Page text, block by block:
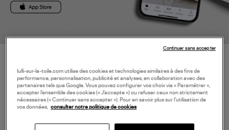
À PROPOS
NOS SERVICES
lulli-sur-la-toile.com utilise des cookies et technologies similaires à des fins de
performance, personnalisation, publicité et analyses, en collaboration avec des
partenaires tels que Google. Vous pouvez configurer vos choix via « Paramétrer »,
accepter l’ensemble des cookies (« J’accepte ») ou refuser ceux non strictement
nécessaires (« Continuer sans accepter »). Pour en savoir plus sur l’utilisation de
vos données, consulter notre politique de cookies
Continuer sans accepter